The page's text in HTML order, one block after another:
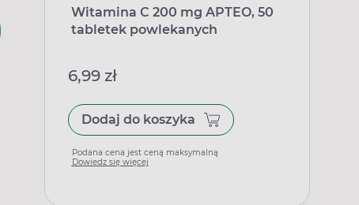
Witamina C 200 mg APTEO, 50
tabletek powlekanych
6,99 zł
Dodaj do koszyka
Podana cena jest ceną maksymalną
Dowiedz się więcej